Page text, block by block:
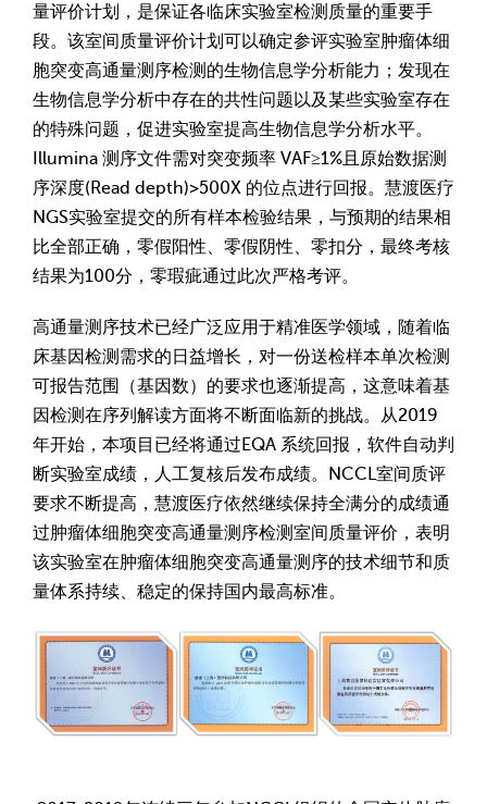
量评价计划，是保证各临床实验室检测质量的重要手
段。该室间质量评价计划可以确定参评实验室肿瘤体细
胞突变高通量测序检测的生物信息学分析能力；发现在
生物信息学分析中存在的共性问题以及某些实验室存在
的特殊问题，促进实验室提高生物信息学分析水平。
Illumina 测序文件需对突变频率 VAF≥1%且原始数据测
序深度(Read depth)>500X 的位点进行回报。慧渡医疗
NGS实验室提交的所有样本检验结果，与预期的结果相
比全部正确，零假阳性、零假阴性、零扣分，最终考核
结果为100分，零瑕疵通过此次严格考评。
高通量测序技术已经广泛应用于精准医学领域，随着临
床基因检测需求的日益增长，对一份送检样本单次检测
可报告范围（基因数）的要求也逐渐提高，这意味着基
因检测在序列解读方面将不断面临新的挑战。从2019
年开始，本项目已经将通过EQA 系统回报，软件自动判
断实验室成绩，人工复核后发布成绩。NCCL室间质评
要求不断提高，慧渡医疗依然继续保持全满分的成绩通
过肿瘤体细胞突变高通量测序检测室间质量评价，表明
该实验室在肿瘤体细胞突变高通量测序的技术细节和质
量体系持续、稳定的保持国内最高标准。